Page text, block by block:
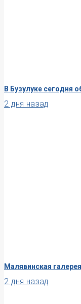
В Бузулуке сегодня
2 дня назад
Малявинская
2 дня назад